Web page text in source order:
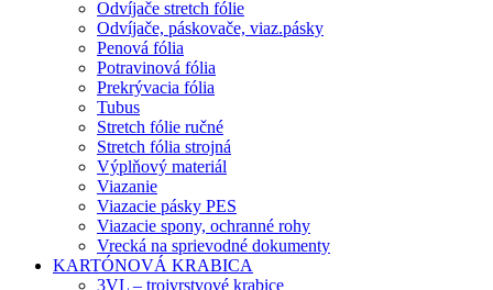
Odvíjače stretch fólie
Odvíjače, páskovače, viaz.pásky
Penová fólia
Potravinová fólia
Prekrývacia fólia
Tubus
Stretch fólie ručné
Stretch fólia strojná
Výplňový materiál
Viazanie
Viazacie pásky PES
Viazacie spony, ochranné rohy
Vrecká na sprievodné dokumenty
KARTÓNOVÁ KRABICA
3VL – trojvrstvové krabice